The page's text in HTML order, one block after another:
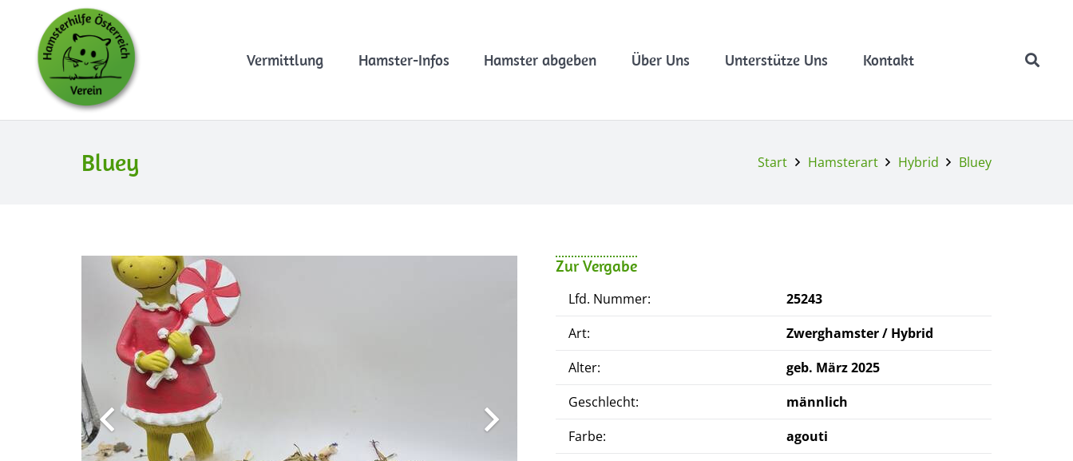
Vermittlung Hamster-Infos Hamster abgeben Über Uns Unterstütze Uns Kontakt
Bluey Start Hamsterart Hybrid Bluey
Zur Vergabe
Lfd. Nummer:
25243
Art:
Zwerghamster / Hybrid
Alter:
geb. März 2025
Geschlecht:
männlich
Farbe:
agouti